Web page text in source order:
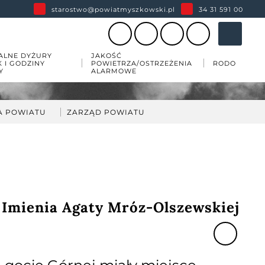
starostwo@powiatmyszkowski.pl 34 31 591 00
DYŻURY
I GODZINY
JAKOŚĆ
POWIETRZA/OSTRZEŻENIA
ALARMOWE
RODO
POWIATU ZARZĄD POWIATU
Agaty Mróz-Olszewskiej